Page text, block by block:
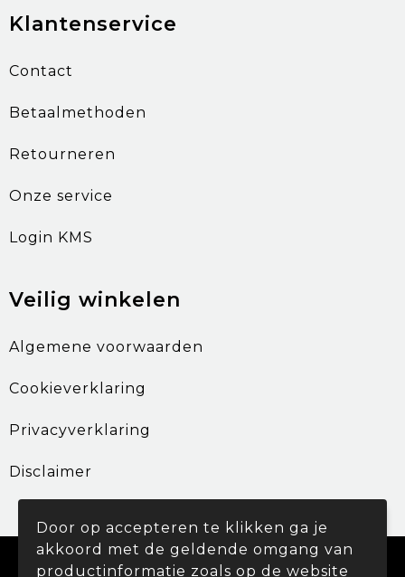
Klantenservice
Contact
Betaalmethoden
Retourneren
Onze service
Login KMS
Veilig winkelen
Algemene voorwaarden
Cookieverklaring
Privacyverklaring
Disclaimer
© Copyright Promohouse 2024
Door op accepteren te klikken ga je
akkoord met de geldende omgang van
productinformatie zoals op de website